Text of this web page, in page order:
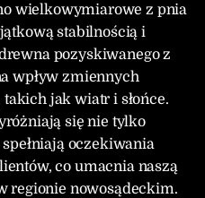
wielkowymiarowe z pnia
stabilnością i
pozyskiwanego z
wpływ zmiennych
jak wiatr i słońce.
się nie tylko
oczekiwania
co umacnia naszą
regionie nowosądeckim.